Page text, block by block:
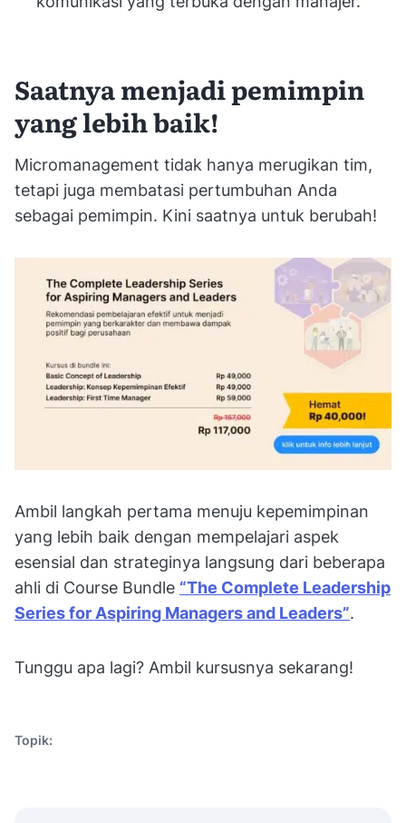
Saatnya menjadi pemimpin
yang lebih baik!
Micromanagement tidak hanya merugikan tim,
tetapi juga membatasi pertumbuhan Anda
sebagai pemimpin. Kini saatnya untuk berubah!
Ambil langkah pertama menuju kepemimpinan
yang lebih baik dengan mempelajari aspek
esensial dan strateginya langsung dari beberapa
ahli di Course Bundle “The Complete Leadership
Series for Aspiring Managers and Leaders”.
Tunggu apa lagi? Ambil kursusnya sekarang!
Topik: